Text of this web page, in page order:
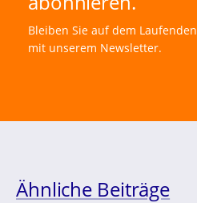
Bleiben Sie auf dem Laufenden
mit unserem Newsletter.
Ähnliche Beiträge